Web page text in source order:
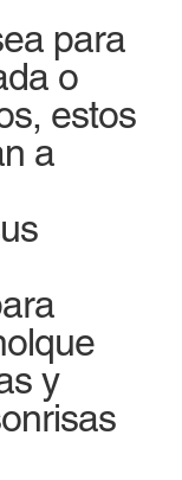
para
o
estos
a
y